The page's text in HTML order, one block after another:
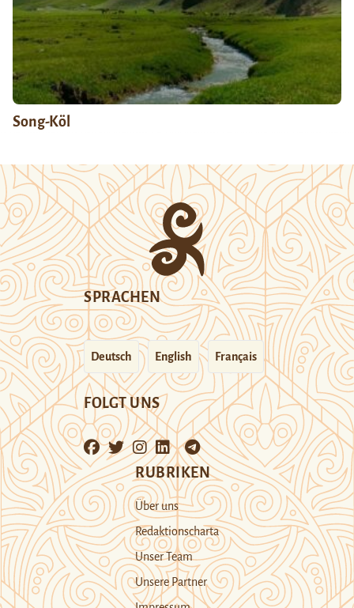
Song-Köl
SPRACHEN
Deutsch English Français
FOLGT UNS
RUBRIKEN
Über uns
Redaktionscharta
Unser Team
Unsere Partner